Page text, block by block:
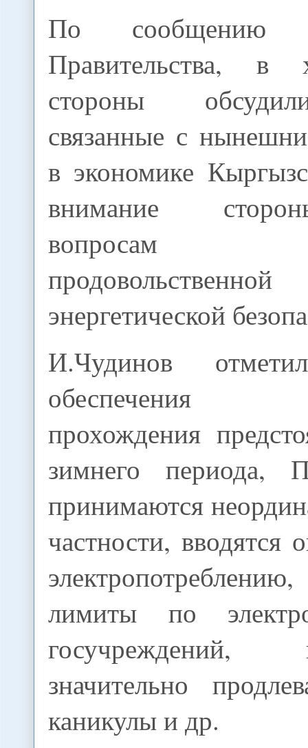
По сообщению
Правительства, в
стороны
связанные с
в экономике
внимание
вопросам
энергетической
И.Чудинов
обеспечения
прохождения
зимнего периода,
принимаются
частности, вводятся
лимиты по
значительно
каникулы и др.